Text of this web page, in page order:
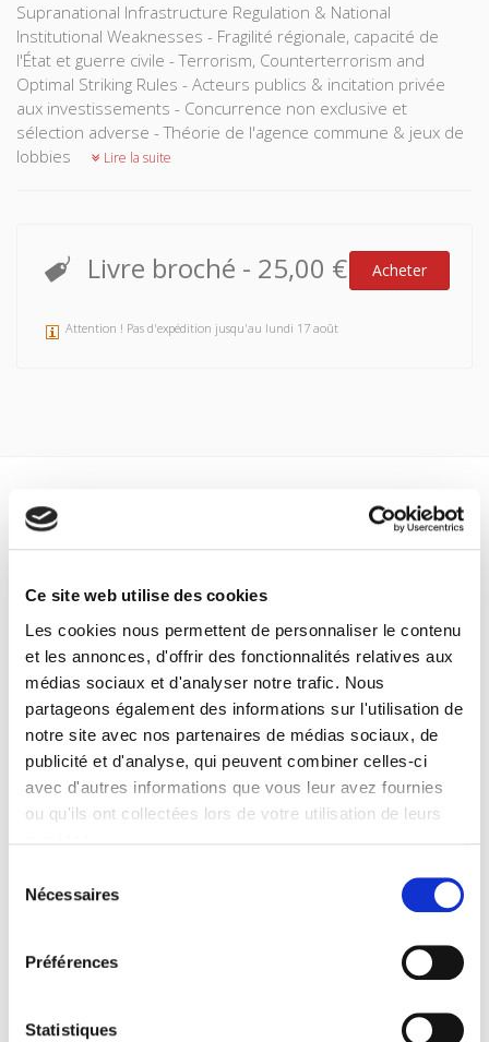
Ce site web utilise des cookies
Les cookies nous permettent de personnaliser le contenu
et les annonces, d'offrir des fonctionnalités relatives aux
médias sociaux et d'analyser notre trafic. Nous
partageons également des informations sur l'utilisation de
notre site avec nos partenaires de médias sociaux, de
publicité et d'analyse, qui peuvent combiner celles-ci
avec d'autres informations que vous leur avez fournies
ou qu'ils ont collectées lors de votre utilisation de leurs
Nécessaires
Préférences
Statistiques
Supranational Infrastructure Regulation & National
Institutional Weaknesses - Fragilité régionale, capacité de
l'État et guerre civile - Terrorism, Counterterrorism and
Optimal Striking Rules - Acteurs publics & incitation privée
aux investissements - Concurrence non exclusive et
sélection adverse - Théorie de l'agence commune & jeux de
lobbies
Lire la suite
Livre broché - 25,00 € Acheter
Attention ! Pas d'expédition jusqu'au lundi 17 août
Spécifications
Sommaire
Spécifications
Éditeur
Presses de Sciences Po
Auteur
David Martimort
Revue économique
Langue
Catégorie (éditeur)